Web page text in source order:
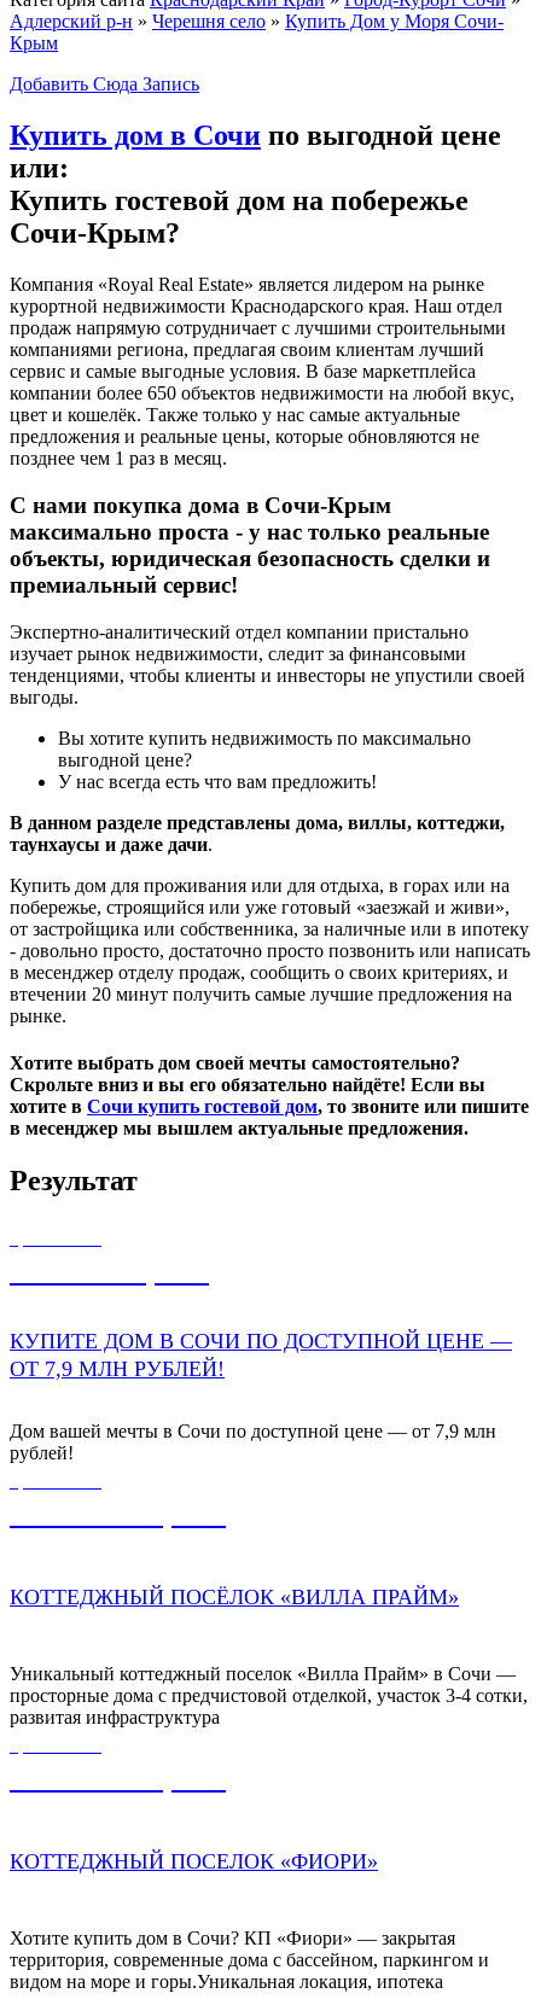
Адлерский р-н » Черешня село » Купить Дом у Моря Сочи-
Крым
Добавить Сюда Запись
Купить дом в Сочи по выгодной цене
или:
Купить гостевой дом на побережье
Сочи-Крым?
Компания «Royal Real Estate» является лидером на рынке
курортной недвижимости Краснодарского края. Наш отдел
продаж напрямую сотрудничает с лучшими строительными
компаниями региона, предлагая своим клиентам лучший
сервис и самые выгодные условия. В базе маркетплейса
компании более 650 объектов недвижимости на любой вкус,
цвет и кошелёк. Также только у нас самые актуальные
предложения и реальные цены, которые обновляются не
позднее чем 1 раз в месяц.
С нами покупка дома в Сочи-Крым
максимально проста - у нас только реальные
объекты, юридическая безопасность сделки и
премиальный сервис!
Экспертно-аналитический отдел компании пристально
изучает рынок недвижимости, следит за финансовыми
тенденциями, чтобы клиенты и инвесторы не упустили своей
выгоды.
Вы хотите купить недвижимость по максимально
выгодной цене?
У нас всегда есть что вам предложить!
В данном разделе представлены дома, виллы, коттеджи,
таунхаусы и даже дачи.
Купить дом для проживания или для отдыха, в горах или на
побережье, строящийся или уже готовый «заезжай и живи»,
от застройщика или собственника, за наличные или в ипотеку
- довольно просто, достаточно просто позвонить или написать
в месенджер отделу продаж, сообщить о своих критериях, и
втечении 20 минут получить самые лучшие предложения на
рынке.
Хотите выбрать дом своей мечты самостоятельно?
Скрольте вниз и вы его обязательно найдёте! Если вы
хотите в Сочи купить гостевой дом, то звоните или пишите
в месенджер мы вышлем актуальные предложения.
Результат
КУПИТЕ ДОМ В СОЧИ ПО ДОСТУПНОЙ ЦЕНЕ —
ОТ 7,9 МЛН РУБЛЕЙ!
Дом вашей мечты в Сочи по доступной цене — от 7,9 млн
рублей!
КОТТЕДЖНЫЙ ПОСЁЛОК «ВИЛЛА ПРАЙМ»
Уникальный коттеджный поселок «Вилла Прайм» в Сочи —
просторные дома с предчистовой отделкой, участок 3-4 сотки,
развитая инфраструктура
КОТТЕДЖНЫЙ ПОСЕЛОК «ФИОРИ»
Хотите купить дом в Сочи? КП «Фиори» — закрытая
территория, современные дома с бассейном, паркингом и
видом на море и горы.Уникальная локация, ипотека